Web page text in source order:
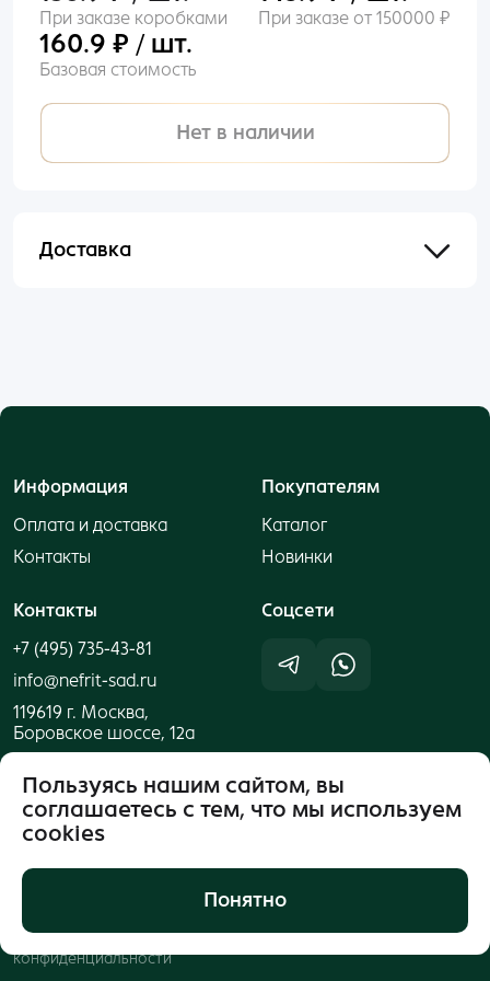
При заказе коробками При заказе от 150000 ₽
160.9 ₽ / шт.
Базовая стоимость
Нет в наличии
Доставка
Информация
Оплата и доставка
Контакты
Покупателям
Каталог
Новинки
Контакты
+7 (495) 735-43-81
info@nefrit-sad.ru
119619 г. Москва,
Боровское шоссе, 12а
Cоцсети
Нефритовый Сад"
Политика
конфиденциальности
Пользуясь нашим сайтом, вы
соглашаетесь с тем, что мы используем
cookies
Понятно